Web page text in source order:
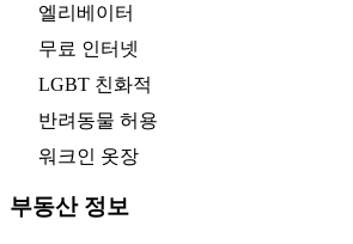
엘리베이터
무료 인터넷
LGBT 친화적
반려동물 허용
워크인 옷장
부동산 정보